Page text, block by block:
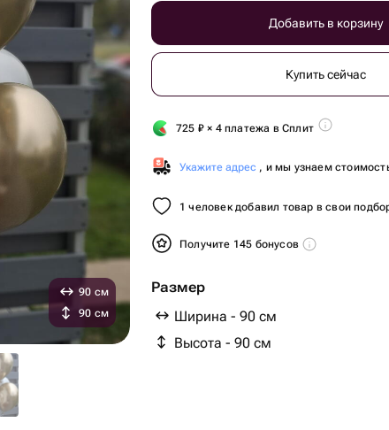
Добавить в корзину
Купить сейчас
725 ₽ × 4 платежа в Сплит
Укажите адрес , и мы узнаем
1 человек добавил товар в свои
Получите 145 бонусов
Размер
Ширина - 90 см
Высота - 90 см
90 см
90 см